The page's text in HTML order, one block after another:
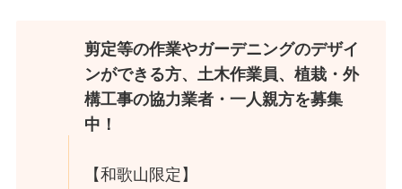
剪定等の作業やガーデニングのデザイ
ンができる方、土木作業員、植栽・外
構工事の協力業者・一人親方を募集
中！
【和歌山限定】